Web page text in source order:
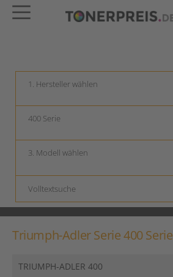
Triumph-Adler Serie 400 Serie
TRIUMPH-ADLER 400